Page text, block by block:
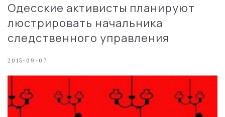
Одесские активисты планируют
люстрировать начальника
следственного управления
2015-09-07